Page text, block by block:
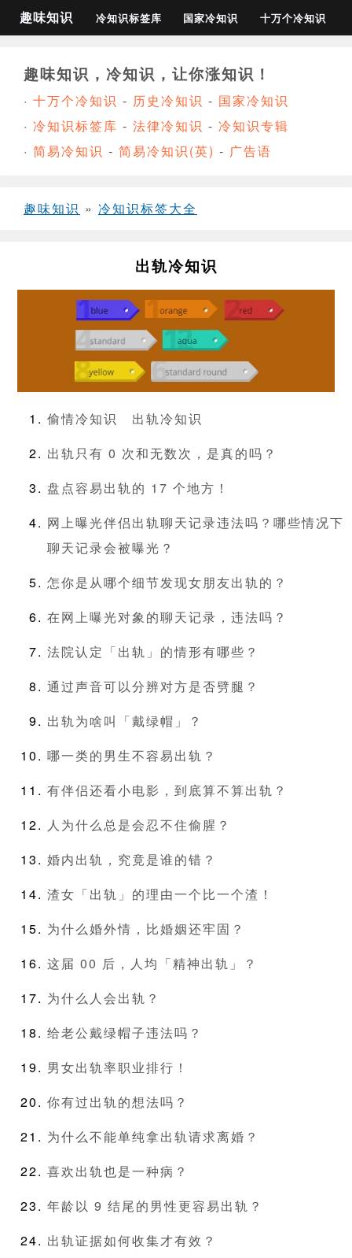
趣味知识 冷知识标签库 国家冷知识 十万个冷知识
趣味知识，冷知识，让你涨知识！
· 十万个冷知识 - 历史冷知识 - 国家冷知识
· 冷知识标签库 - 法律冷知识 - 冷知识专辑
· 简易冷知识 - 简易冷知识(英) - 广告语
趣味知识 » 冷知识标签大全
出轨冷知识
偷情冷知识
出轨冷知识
出轨只有 0 次和无数次，是真的吗？
盘点容易出轨的 17 个地方！
网上曝光伴侣出轨聊天记录违法吗？哪些情况下
聊天记录会被曝光？
怎你是从哪个细节发现女朋友出轨的？
在网上曝光对象的聊天记录，违法吗？
法院认定「出轨」的情形有哪些？
通过声音可以分辨对方是否劈腿？
出轨为啥叫「戴绿帽」？
哪一类的男生不容易出轨？
有伴侣还看小电影，到底算不算出轨？
人为什么总是会忍不住偷腥？
婚内出轨，究竟是谁的错？
渣女「出轨」的理由一个比一个渣！
为什么婚外情，比婚姻还牢固？
这届 00 后，人均「精神出轨」？
为什么人会出轨？
给老公戴绿帽子违法吗？
男女出轨率职业排行！
你有过出轨的想法吗？
为什么不能单纯拿出轨请求离婚？
喜欢出轨也是一种病？
年龄以 9 结尾的男性更容易出轨？
出轨证据如何收集才有效？